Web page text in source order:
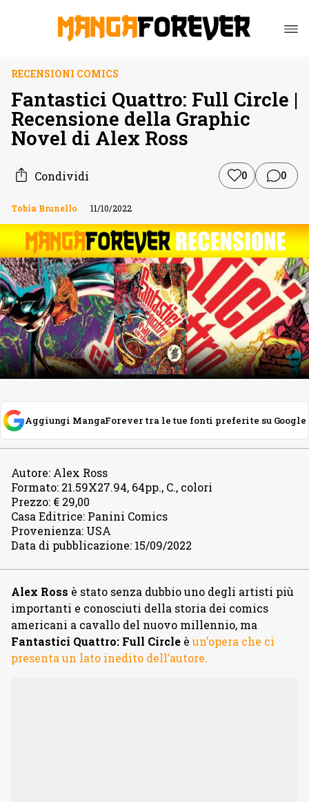
RECENSIONI COMICS
Fantastici Quattro: Full Circle |
Recensione della Graphic
Novel di Alex Ross
Condividi 0 0
Tobia Brunello 11/10/2022
Aggiungi MangaForever tra le tue fonti preferite su Google
Autore: Alex Ross
Formato: 21.59X27.94, 64pp., C., colori
Prezzo: € 29,00
Casa Editrice: Panini Comics
Provenienza: USA
Data di pubblicazione: 15/09/2022
Alex Ross è stato senza dubbio uno degli artisti più
importanti e conosciuti della storia dei comics
americani a cavallo del nuovo millennio, ma
Fantastici Quattro: Full Circle è un’opera che ci
presenta un lato inedito dell’autore.